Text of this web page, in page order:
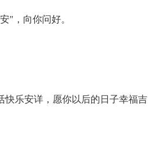
"，向你问好。
快乐安详，愿你以后的日子幸福吉